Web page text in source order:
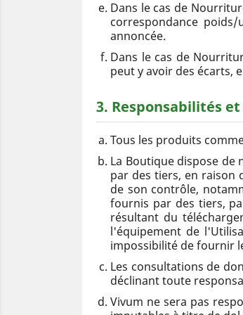
Dans le cas de
correspondance
annoncée.
Dans le cas de
peut y avoir des écarts,
3. Responsabilités
Tous les produits
La Boutique dispose de
par des tiers, en raison
de son contrôle,
fournis par des tiers,
résultant du
l'équipement de
impossibilité de fournir
Les consultations de
déclinant toute
Vivum ne sera pas